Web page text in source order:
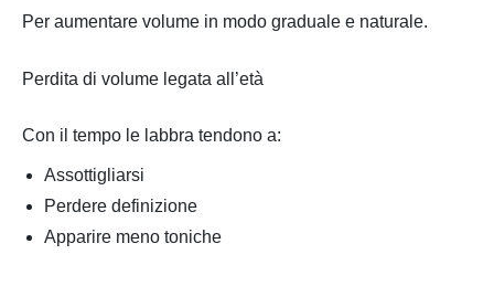
Per aumentare volume in modo graduale e naturale.
Perdita di volume legata all’età
Con il tempo le labbra tendono a:
Assottigliarsi
Perdere definizione
Apparire meno toniche